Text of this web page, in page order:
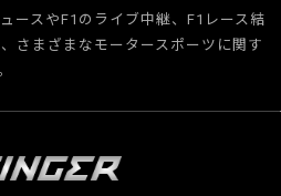
ースやF1のライブ中継、F1レース結
さまざまなモータースポーツに関す